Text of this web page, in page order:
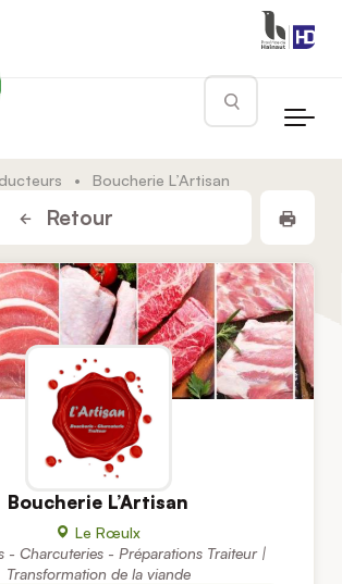
Rechercher
• Boucherie L’Artisan
Retour
Boucherie L’Artisan
Le Rœulx
- Charcuteries - Préparations Traiteur |
Transformation de la viande